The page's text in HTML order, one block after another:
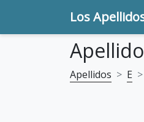
Los
Apellidos E